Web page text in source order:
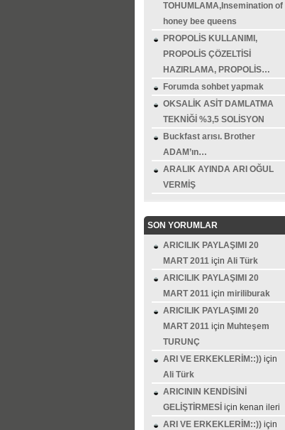
TOHUMLAMA,Insemination of
honey bee queens
PROPOLİS KULLANIMI,
PROPOLİS ÇÖZELTİSİ
HAZIRLAMA, PROPOLİS…
Forumda sohbet yapmak
OKSALİK ASİT DAMLATMA
TEKNİĞİ %3,5 SOLİSYON
Buckfast arısı. Brother
ADAM’ın…
ARALIK AYINDA ARI OĞUL
VERMİŞ
SON YORUMLAR
ARICILIK PAYLAŞIMI 20
MART 2011 için Ali Türk
ARICILIK PAYLAŞIMI 20
MART 2011 için miriliburak
ARICILIK PAYLAŞIMI 20
MART 2011 için Muhteşem
TURUNÇ
ARI VE ERKEKLERİM::)) için
Ali Türk
ARICININ KENDİSİNİ
GELİŞTİRMESİ için kenan ileri
ARI VE ERKEKLERİM::)) için